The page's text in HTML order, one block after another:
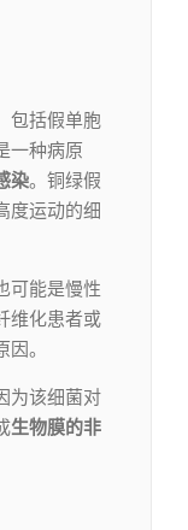
包括假单胞
一种病原
染。铜绿假
度运动的细
可能是慢性
维化患者或
。
为该细菌对
生物膜的非